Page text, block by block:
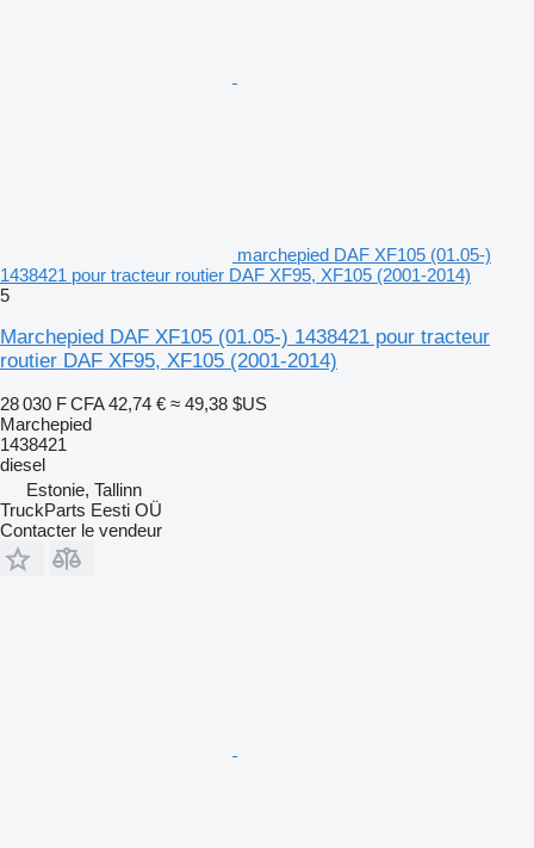
marchepied DAF XF105 (01.05-)
1438421 pour tracteur routier DAF XF95, XF105 (2001-2014)
5
Marchepied DAF XF105 (01.05-) 1438421 pour tracteur
routier DAF XF95, XF105 (2001-2014)
28 030 F CFA 42,74 € ≈ 49,38 $US
Marchepied
1438421
diesel
Estonie, Tallinn
TruckParts Eesti OÜ
Contacter le vendeur